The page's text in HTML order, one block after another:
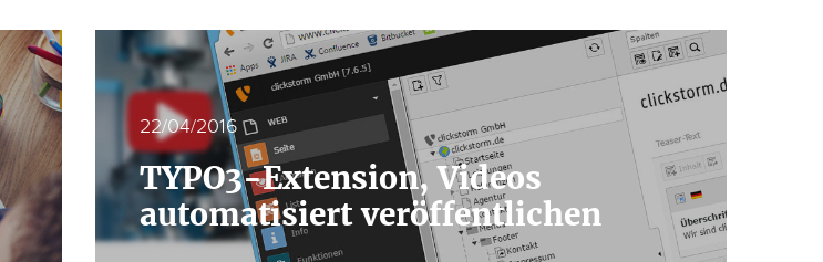
22/04/2016
TYPO3-Extension, Videos
automatisiert veröffentlichen